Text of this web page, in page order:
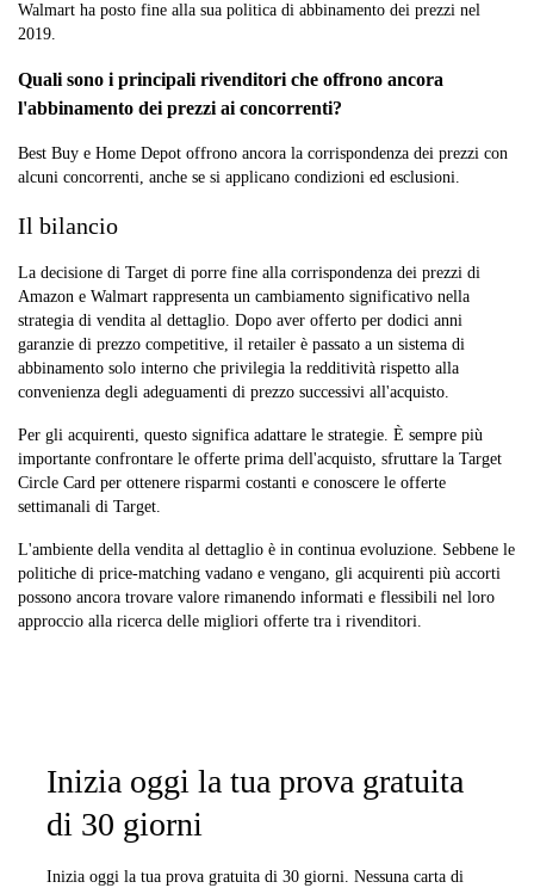
Walmart ha posto fine alla sua politica di abbinamento dei prezzi nel
2019.
Quali sono i principali rivenditori che offrono ancora
l'abbinamento dei prezzi ai concorrenti?
Best Buy e Home Depot offrono ancora la corrispondenza dei prezzi con
alcuni concorrenti, anche se si applicano condizioni ed esclusioni.
Il bilancio
La decisione di Target di porre fine alla corrispondenza dei prezzi di
Amazon e Walmart rappresenta un cambiamento significativo nella
strategia di vendita al dettaglio. Dopo aver offerto per dodici anni
garanzie di prezzo competitive, il retailer è passato a un sistema di
abbinamento solo interno che privilegia la redditività rispetto alla
convenienza degli adeguamenti di prezzo successivi all'acquisto.
Per gli acquirenti, questo significa adattare le strategie. È sempre più
importante confrontare le offerte prima dell'acquisto, sfruttare la Target
Circle Card per ottenere risparmi costanti e conoscere le offerte
settimanali di Target.
L'ambiente della vendita al dettaglio è in continua evoluzione. Sebbene le
politiche di price-matching vadano e vengano, gli acquirenti più accorti
possono ancora trovare valore rimanendo informati e flessibili nel loro
approccio alla ricerca delle migliori offerte tra i rivenditori.
Inizia oggi la tua prova gratuita
di 30 giorni
Inizia oggi la tua prova gratuita di 30 giorni. Nessuna carta di